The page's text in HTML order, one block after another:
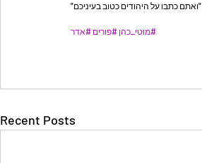
"ואתם כתבו על היהודים כטוב בעיניכם"
#מוטי_כהן #פורים #אדר
Recent Posts